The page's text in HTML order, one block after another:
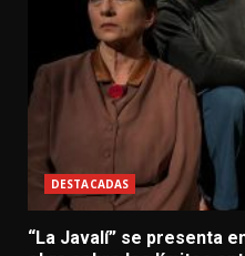
DESTACADAS
“La Javalí” se presenta